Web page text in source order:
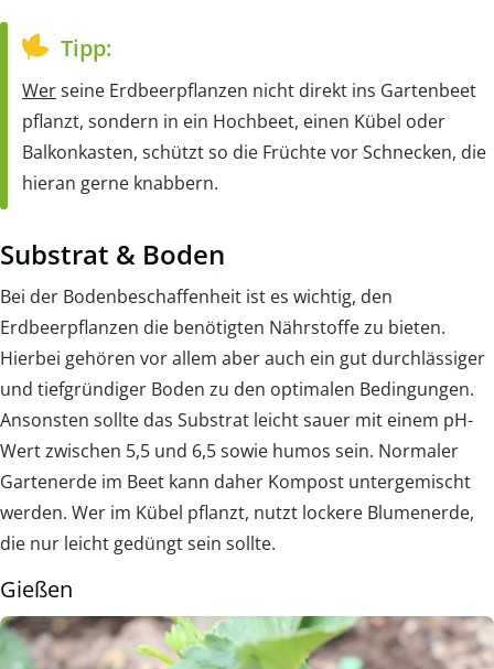
Tipp:
Werseine Erdbeerpflanzen nicht direkt ins Gartenbeet
pflanzt, sondern in ein Hochbeet, einen Kübel oder
Balkonkasten, schützt so die Früchte vor Schnecken, die
hieran gerne knabbern.
Substrat & Boden
Bei der Bodenbeschaffenheit ist es wichtig, den
Erdbeerpflanzen die benötigten Nährstoffe zu bieten.
Hierbei gehören vor allem aber auch ein gut durchlässiger
und tiefgründiger Boden zu den optimalen Bedingungen.
Ansonsten sollte das Substrat leicht sauer mit einem pH-
Wert zwischen 5,5 und 6,5 sowie humos sein. Normaler
Gartenerde im Beet kann daher Kompost untergemischt
werden. Wer im Kübel pflanzt, nutzt lockere Blumenerde,
die nur leicht gedüngt sein sollte.
Gießen